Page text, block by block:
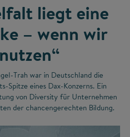
liegt eine
– wenn wir
Trah war in Deutschland die
Spitze eines Dax-Konzerns. Ein
von Diversity für Unternehmen
der chancengerechten Bildung.